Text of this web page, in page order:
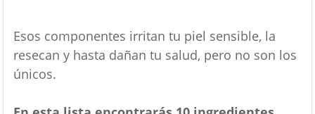
Esos componentes irritan tu piel sensible, la
resecan y hasta dañan tu salud, pero no son los
únicos.